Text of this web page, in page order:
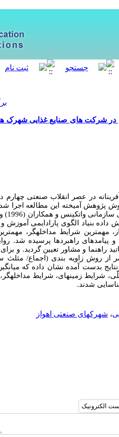
در شرکت های صنایع غذایی شهرک
در عصر انقلاب صنعتی چهارم
پژوهش آمیخته این مطالعه اجرا
43 سؤالی
بنیاد الگوی پارادایمی آموزش و
مهمترین شرایط مداخله­گر،
پیامدهای راهبردها پرسیده شد.
صنعتی و هچنین اساتید راهنما و مشاور تعیین گردید. و
از روش زاویه بندی (اجماع/ مثلث
شاخص مقبولیت استفاده شد. نتایج بدست آمده نشان داده
3 از 5 بوده است. همچنین عوامل علّی، شرایط زمینه­ای، شرایط
شدند.
، شهرک­های صنعتی اهواز